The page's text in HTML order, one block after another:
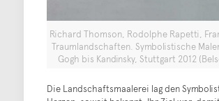
Richard Thomson, Rodolphe Rapetti,
Traumlandschaften. Symbolistische
Gogh bis Kandinsky, Stuttgart 2012
Die Landschaftsmaalerei lag den